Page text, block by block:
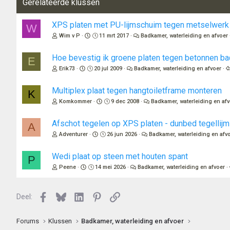
Gerelateerde klussen
W XPS platen met PU-lijmschuim tegen
Wim v P 11 mrt 2017 Badkamer, waterleiding en afvoer
E Hoe bevestig ik groene platen tegen betonnen
Erik73 20 jul 2009 Badkamer, waterleiding en afvoer
K Multiplex plaat tegen hangtoiletframe monteren
Komkommer 9 dec 2008 Badkamer, waterleiding en
A Afschot tegelen op XPS platen - dunbed
Adventurer 26 jun 2026 Badkamer, waterleiding en
P Wedi plaat op steen met houten spant
Peene 14 mei 2026 Badkamer, waterleiding en afvoer
Deel: Facebook
BlueskyLinkedInPinterest
Link
Forums Klussen Badkamer, waterleiding en afvoer